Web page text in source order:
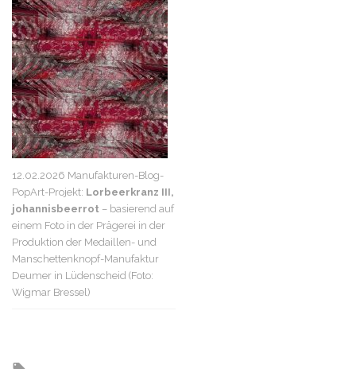
12.02.2026 Manufakturen-Blog-
PopArt-Projekt: Lorbeerkranz III,
johannisbeerrot – basierend auf
einem Foto in der Prägerei in der
Produktion der Medaillen- und
Manschettenknopf-Manufaktur
Deumer in Lüdenscheid (Foto:
Wigmar Bressel)